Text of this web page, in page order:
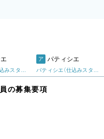
ア パティシエ
の募集要項